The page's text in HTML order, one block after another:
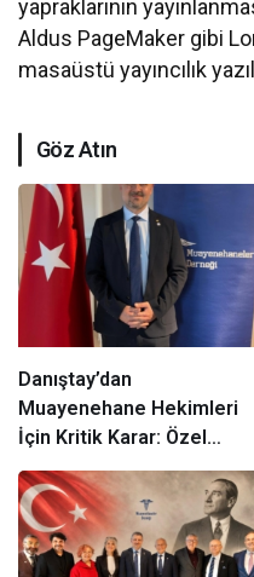
yapraklarının
Aldus PageMaker gibi
masaüstü yayıncılık
Göz Atın
Danıştay’dan
Muayenehane Hekimleri
İçin Kritik Karar: Özel
Hastane
Sözleşmelerindeki
Kısıtlamalar Yürütmesi
Durduruldu